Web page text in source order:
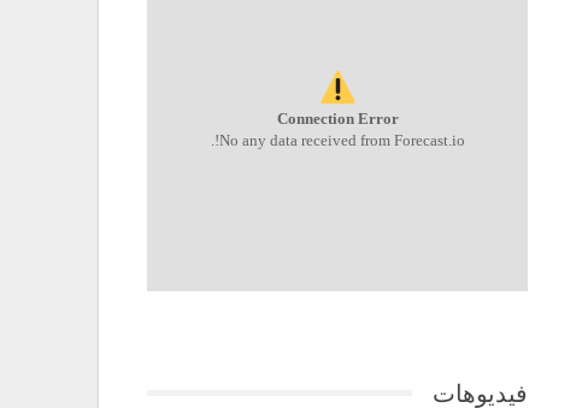
Connection Error
No any data received from Forecast.io!.
فيديوهات